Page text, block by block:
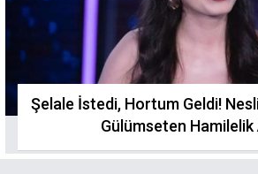
Şelale İstedi, Hortum Geldi!
Gülümseten Hamilelik